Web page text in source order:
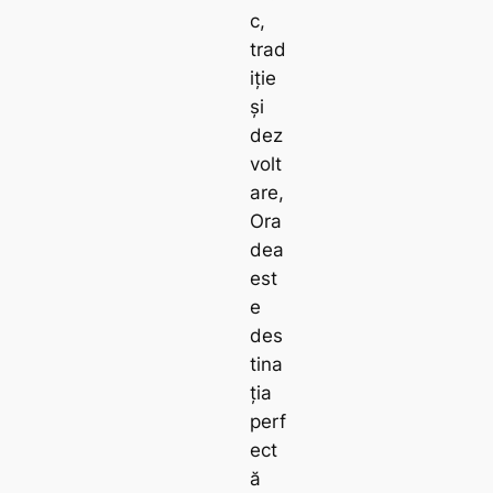
c,
trad
iție
și
dez
volt
are,
Ora
dea
est
e
des
tina
ția
perf
ect
ă